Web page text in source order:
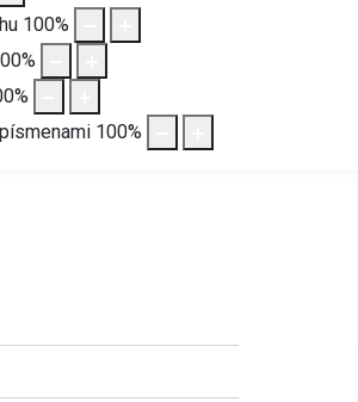
100%
%
%
100%